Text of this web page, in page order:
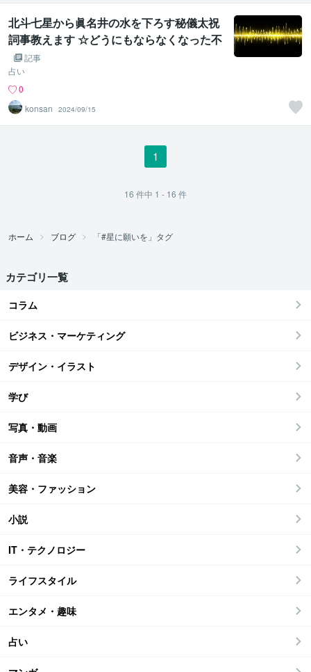
北斗七星から眞名井の水を下ろす秘儀太祝
詞事教えます ☆どうにもならなくなった不
幸を一気に吹き飛ばす宇宙根源の力☆
記事
占い
0
konsan
2024/09/15
1
16 件中 1 - 16 件
ホーム ブログ 「#星に願いを」タグ
カテゴリ一覧
コラム
ビジネス・マーケティング
デザイン・イラスト
学び
写真・動画
音声・音楽
美容・ファッション
小説
IT・テクノロジー
ライフスタイル
エンタメ・趣味
占い